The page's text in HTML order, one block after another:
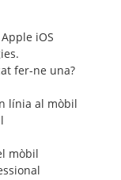
iOS
fer-ne una?
línia al mòbil
mòbil